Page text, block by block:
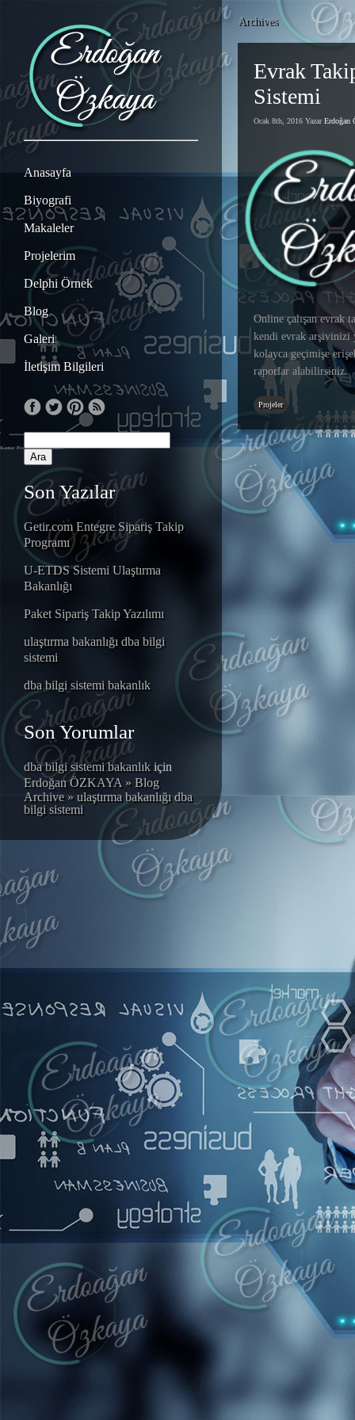
Anasayfa
Biyografi
Makaleler
Projelerim
Delphi Örnek
Blog
Galeri
İletişim Bilgileri
Son Yazılar
Getir.com Entegre Sipariş Takip
Programı
U-ETDS Sistemi Ulaştırma
Bakanlığı
Paket Sipariş Takip Yazılımı
ulaştırma bakanlığı dba bilgi
sistemi
dba bilgi sistemi bakanlık
Son Yorumlar
dba bilgi sistemi bakanlıkiçin
Erdoğan ÖZKAYA » Blog
Archive » ulaştırma bakanlığı dba
bilgi sistemi
Archives
Evrak
Sistemi
Ocak 8th, 2016 YazarErdoğan
Online çalışan evrak
kendi evrak arşivinizi
kolayca geçimişe
raporlar alabilirsiniz.
Projeler
Kantar Programı Tır Kantarı